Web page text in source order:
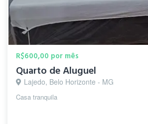
R$600,00 por mês
Quarto de Aluguel
Lajedo, Belo Horizonte - MG
Casa tranquila